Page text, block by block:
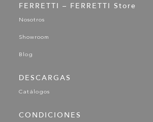
FERRETTI – FERRETTI Store
Nosotros
Showroom
Blog
DESCARGAS
Catálogos
CONDICIONES